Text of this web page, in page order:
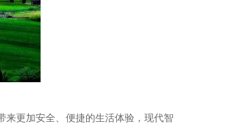
来更加安全、便捷的生活体验，现代智